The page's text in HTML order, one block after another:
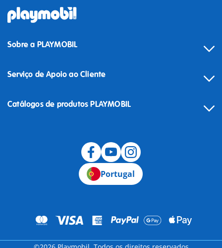
Sobre a PLAYMOBIL
Serviço de Apoio ao Cliente
Catálogos de produtos PLAYMOBIL
Portugal